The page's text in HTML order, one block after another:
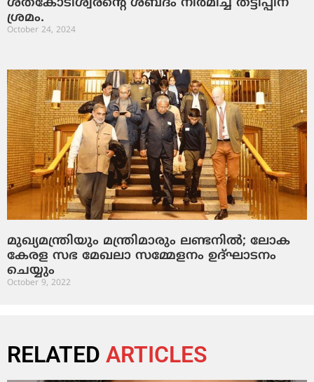
ശതകോടീശ്വരന്‍റെ ശബ്ദം നിർമിച്ച് തട്ടിപ്പിന്
ശ്രമം.
October 24, 2024
മുഖ്യമന്ത്രിയും മന്ത്രിമാരും ലണ്ടനില്‍; ലോക
കേരള സഭ മേഖലാ സമ്മേളനം ഉദ്ഘാടനം
ചെയ്യും
October 9, 2022
RELATED ARTICLES